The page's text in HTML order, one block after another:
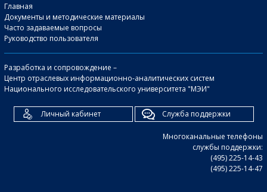
Главная
Документы и методические материалы
Часто задаваемые вопросы
Руководство пользователя
Разработка и сопровождение –
Центр отраслевых информационно-аналитических систем
Национального исследовательского университета "МЭИ"
Личный кабинет Служба поддержки
Многоканальные телефоны
службы поддержки:
(495) 225-14-43
(495) 225-14-47